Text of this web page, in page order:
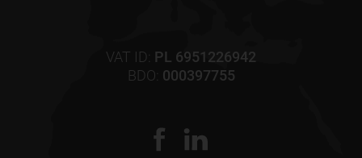
VAT ID: PL 6951226942
BDO: 000397755